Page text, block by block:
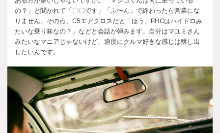
の？」と聞かれて「〇〇です」「ふ〜ん」で終わったら営業にな
りません。その点、 C5エアクロスだと「ほう、 PHCはハイドロみ
たいな乗り味なの？」などと会話が弾みます。自分はマユミさん
みたいなマニアじゃないけど、適度にクルマ好きな感じは醸し出
したいんです。